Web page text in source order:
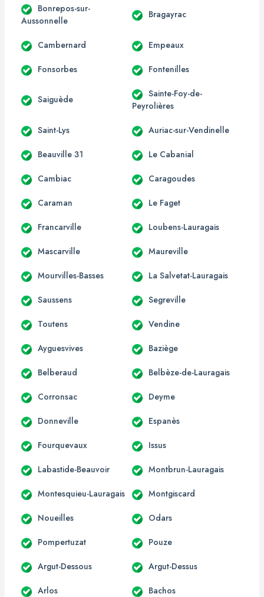
Bonrepos-sur-
Aussonnelle
Bragayrac
Cambernard Empeaux
Fonsorbes Fontenilles
Saiguède
Sainte-Foy-de-
Peyrolières
Saint-Lys Auriac-sur-Vendinelle
Beauville 31 Le Cabanial
Cambiac Caragoudes
Caraman Le Faget
Francarville Loubens-Lauragais
Mascarville Maureville
Mourvilles-Basses La Salvetat-Lauragais
Saussens Segreville
Toutens Vendine
Ayguesvives Baziège
Belberaud Belbèze-de-Lauragais
Corronsac Deyme
Donneville Espanès
Fourquevaux Issus
Labastide-Beauvoir Montbrun-Lauragais
Montesquieu-Lauragais Montgiscard
Noueilles Odars
Pompertuzat Pouze
Argut-Dessous Argut-Dessus
Arlos Bachos